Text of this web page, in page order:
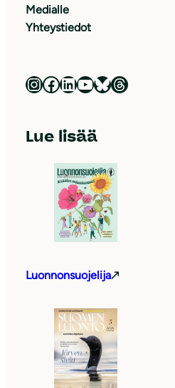
Medialle
Yhteystiedot
Luonnonsuojeluliitto Instagramissa Luonnonsuojeluliitto Facebookissa Luonnonsuojeluliitto LinkedInissä Luonnonsuojeluliiton YouTube-kanava Luonnonsuojeluliitto Blueskyssa Luonnonsuojeluliitto Threadsissa
Lue lisää
Luonnonsuojelija